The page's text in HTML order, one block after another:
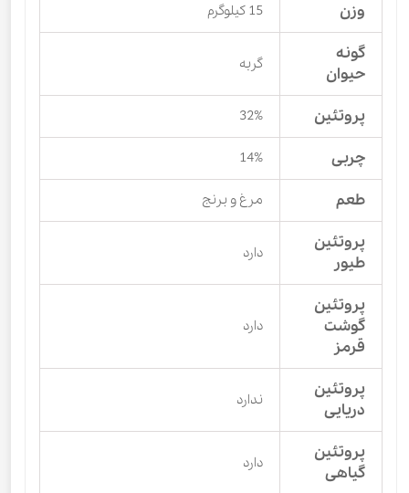
وزن 15 کیلوگرم
گونه
حیوان
گربه
پروتئین 32%
چربی 14%
طعم مرغ و برنج
پروتئین
طیور
دارد
پروتئین
گوشت
قرمز
دارد
پروتئین
دریایی
ندارد
پروتئین
گیاهی
دارد